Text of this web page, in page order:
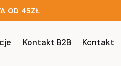
OD 45ZŁ
Kontakt B2B Kontakt